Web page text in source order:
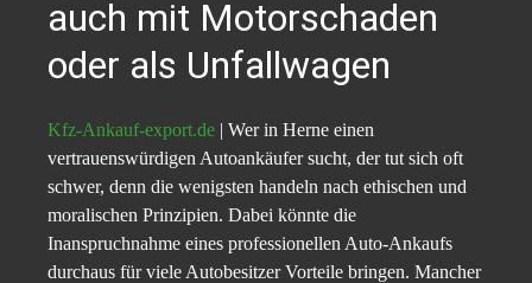
auch mit Motorschaden
oder als Unfallwagen
Kfz-Ankauf-export.de | Wer in Herne einen
vertrauenswürdigen Autoankäufer sucht, der tut sich oft
schwer, denn die wenigsten handeln nach ethischen und
moralischen Prinzipien. Dabei könnte die
Inanspruchnahme eines professionellen Auto-Ankaufs
durchaus für viele Autobesitzer Vorteile bringen. Mancher